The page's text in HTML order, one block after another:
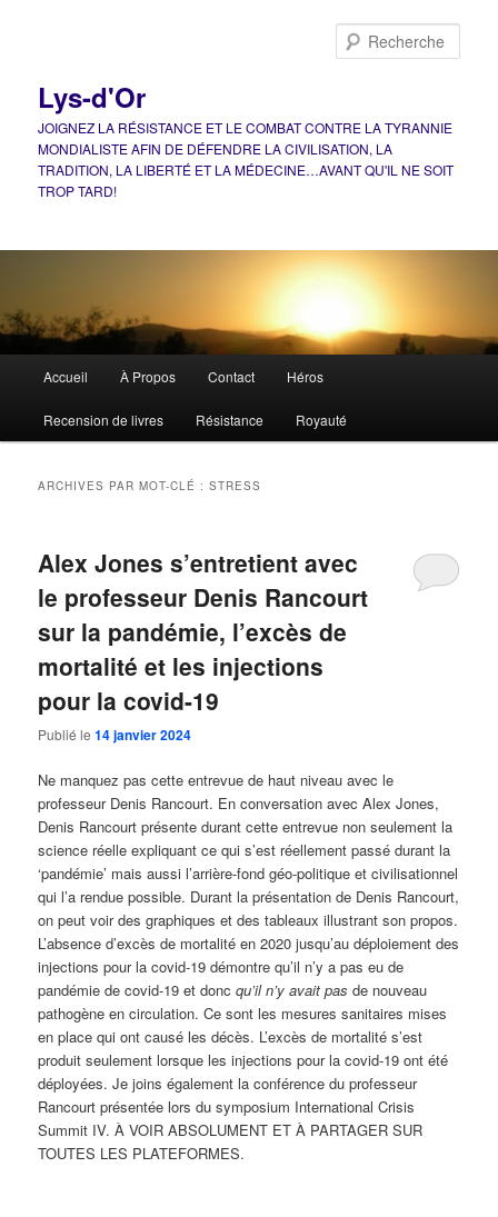
Lys-d'Or
JOIGNEZ LA RÉSISTANCE ET LE COMBAT CONTRE LA TYRANNIE
MONDIALISTE AFIN DE DÉFENDRE LA CIVILISATION, LA
TRADITION, LA LIBERTÉ ET LA MÉDECINE…AVANT QU'IL NE SOIT
TROP TARD!
principal
Accueil À Propos Contact Héros
Recension de livres Résistance Royauté
ARCHIVES PAR MOT-CLÉ :STRESS
Alex Jones s’entretient avec
le professeur Denis Rancourt
sur la pandémie, l’excès de
mortalité et les injections
pour la covid-19
Publié le14 janvier 2024
Ne manquez pas cette entrevue de haut niveau avec le
professeur Denis Rancourt. En conversation avec Alex Jones,
Denis Rancourt présente durant cette entrevue non seulement la
science réelle expliquant ce qui s’est réellement passé durant la
‘pandémie’ mais aussi l’arrière-fond géo-politique et civilisationnel
qui l’a rendue possible. Durant la présentation de Denis Rancourt,
on peut voir des graphiques et des tableaux illustrant son propos.
L’absence d’excès de mortalité en 2020 jusqu’au déploiement des
injections pour la covid-19 démontre qu’il n’y a pas eu de
pandémie de covid-19 et doncqu’il n’y avait pas de nouveau
pathogène en circulation. Ce sont les mesures sanitaires mises
en place qui ont causé les décès. L’excès de mortalité s’est
produit seulement lorsque les injections pour la covid-19 ont été
déployées. Je joins également la conférence du professeur
Rancourt présentée lors du symposium International Crisis
Summit IV. À VOIR ABSOLUMENT ET À PARTAGER SUR
TOUTES LES PLATEFORMES.